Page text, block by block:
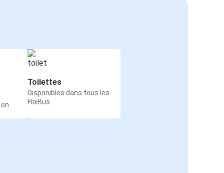
Toilettes
Disponibles dans tous les
FlixBus